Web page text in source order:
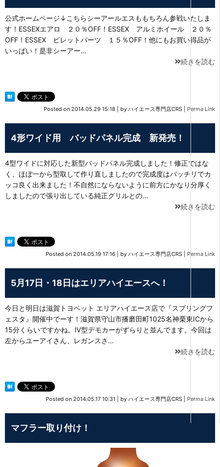
公式ホームページ↓こちらシーアールエスももちろん参戦いたしま
す！ESSEXエアロ ２０％OFF！ESSEX アルミホイール ２０％
OFF！ESSEX ビレットパーツ １５％OFF！他にもお買い得品が
いっぱい！是非シーアー…
続きを読む
Posted on 2014.05.29 15:18 by ハイエース専門店CRS Perma Link
4形ワイド用 バッドパネル完成 新発売！
4型ワイドに対応した新型バッドパネル完成しました！修正ではな
く、ほぼ一から型取して作り直しましたので完成度はバッチリでカ
ッコ良く出来ました！不自然にならないように前方にかなり分厚く
しましたので張り出している純正グリルとの…
続きを読む
Posted on 2014.05.19 17:16 by ハイエース専門店CRS Perma Link
5月17日・18日はエリアハイエースへ！
今日と明日は滋賀トヨペット エリアハイエース店で『スプリングフ
ェスタ』開催中でーす！滋賀県守山市播磨田町1025名神栗東ICから
15分くらいですかね。Ⅳ型デモカーがずらりと並んでます。今回は
左からユーアイさん、レガンスさ…
続きを読む
Posted on 2014.05.17 10:31 by ハイエース専門店CRS Perma Link
マフラー取り付け！